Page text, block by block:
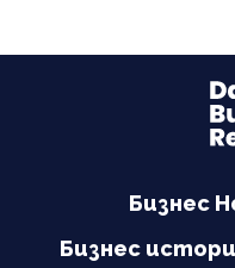
Бизнес
Бизнес